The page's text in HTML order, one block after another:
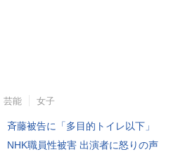
芸能 女子
斉藤被告に「多目的トイレ以下」
NHK職員性被害 出演者に怒りの声